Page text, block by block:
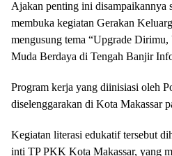
Ajakan penting ini disampaikannya
membuka kegiatan Gerakan
mengusung tema “Upgrade
Muda Berdaya di Tengah Banjir
Program kerja yang diinisiasi oleh
diselenggarakan di Kota Makassar
Kegiatan literasi edukatif tersebut
inti TP PKK Kota Makassar, yang